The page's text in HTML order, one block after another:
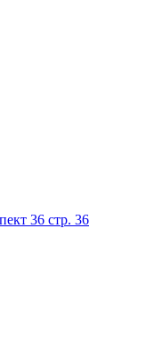
36 стр. 36